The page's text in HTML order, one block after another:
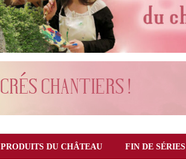
PRODUITS DU CHÂTEAU FIN DE SÉRIES